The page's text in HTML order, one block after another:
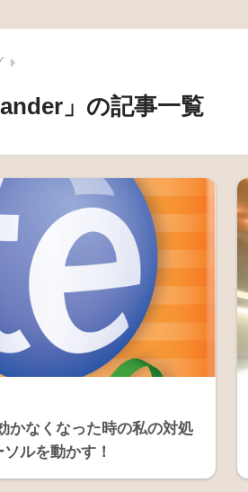
」の記事一覧
かなくなった時の私の対処
ルを動かす！